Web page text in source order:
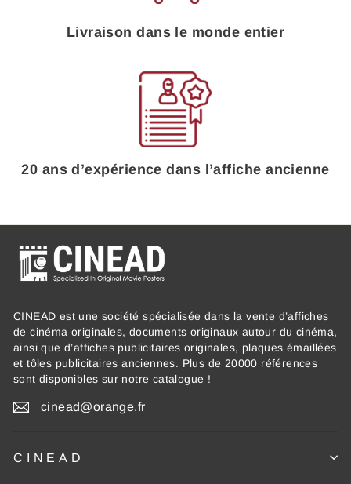
Livraison dans le monde entier
20 ans d’expérience dans l’affiche ancienne
CINEAD est une société spécialisée dans la vente d’affiches
de cinéma originales, documents originaux autour du cinéma,
ainsi que d’affiches publicitaires originales, plaques émaillées
et tôles publicitaires anciennes. Plus de 20000 références
sont disponibles sur notre catalogue !
cinead@orange.fr
CINEAD